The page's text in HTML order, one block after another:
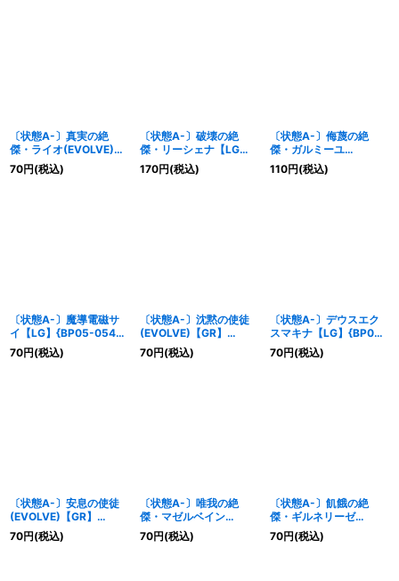
〔状態A-〕真実の絶
傑・ライオ(EVOLVE)
【LG】{BP05-036}
《ウィッチ》
70円(税込)
〔状態A-〕破壊の絶
傑・リーシェナ【LG】
{BP05-037}《ウィッ
チ》
170円(税込)
〔状態A-〕侮蔑の絶
傑・ガルミーユ
(EVOLVE)【LG】
{BP05-053}《ドラゴ
110円(税込)
〔状態A-〕魔導電磁サ
イ【LG】{BP05-054}
《ドラゴン》
70円(税込)
〔状態A-〕沈黙の使徒
(EVOLVE)【GR】
{BP05-074}《ナイトメ
ア》
70円(税込)
〔状態A-〕デウスエク
スマキナ【LG】{BP05-
088}《ビショップ》
70円(税込)
〔状態A-〕安息の使徒
(EVOLVE)【GR】
{BP05-090}《ビショッ
プ》
70円(税込)
〔状態A-〕唯我の絶
傑・マゼルベイン
【LG】{BP05-103}《ニ
ュートラル》
70円(税込)
〔状態A-〕飢餓の絶
傑・ギルネリーゼ
【LG】{BP05-105}《ニ
ュートラル》
70円(税込)